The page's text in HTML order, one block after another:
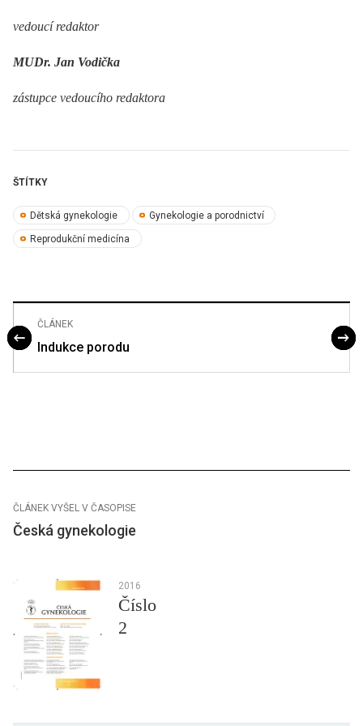
vedoucí redaktor
MUDr. Jan Vodička
zástupce vedoucího redaktora
ŠTÍTKY
Dětská gynekologie Gynekologie a porodnictví
Reprodukční medicína
ČLÁNEK
Indukce porodu
ČLÁNEK VYŠEL V ČASOPISE
Česká gynekologie
2016
Číslo
2